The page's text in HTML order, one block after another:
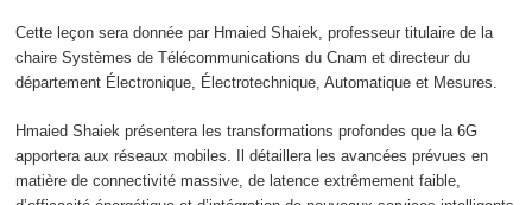
Cette leçon sera donnée par Hmaied Shaiek, professeur titulaire de la
chaire Systèmes de Télécommunications du Cnam et directeur du
département Électronique, Électrotechnique, Automatique et Mesures.
Hmaied Shaiek présentera les transformations profondes que la 6G
apportera aux réseaux mobiles. Il détaillera les avancées prévues en
matière de connectivité massive, de latence extrêmement faible,